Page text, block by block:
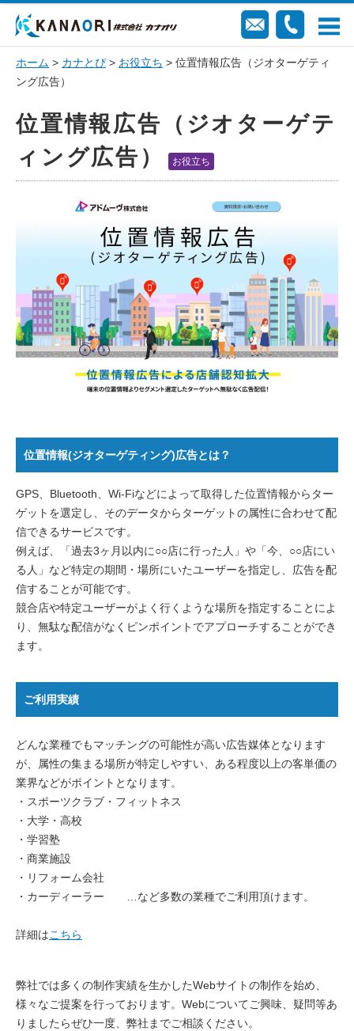
ホーム > カナとぴ> お役立ち > 位置情報広告（ジオターゲティ
ング広告）
位置情報広告（ジオターゲテ
ィング広告）
お役立ち
位置情報(ジオターゲティング)広告とは？
GPS、Bluetooth、Wi-Fiなどによって取得した位置情報からター
ゲットを選定し、そのデータからターゲットの属性に合わせて配
信できるサービスです。
例えば、「過去3ヶ月以内に○○店に行った人」や「今、○○店にい
る人」など特定の期間・場所にいたユーザーを指定し、広告を配
信することが可能です。
競合店や特定ユーザーがよく行くような場所を指定することによ
り、無駄な配信がなくピンポイントでアプローチすることができ
ます。
ご利用実績
どんな業種でもマッチングの可能性が高い広告媒体となります
が、属性の集まる場所が特定しやすい、ある程度以上の客単価の
業界などがポイントとなります。
・スポーツクラブ・フィットネス
・大学・高校
・学習塾
・商業施設
・リフォーム会社
・カーディーラー …など多数の業種でご利用頂けます。
詳細はこちら
弊社では多くの制作実績を生かしたWebサイトの制作を始め、
様々なご提案を行っております。Webについてご興味、疑問等あ
りましたらぜひ一度、弊社までご相談ください。